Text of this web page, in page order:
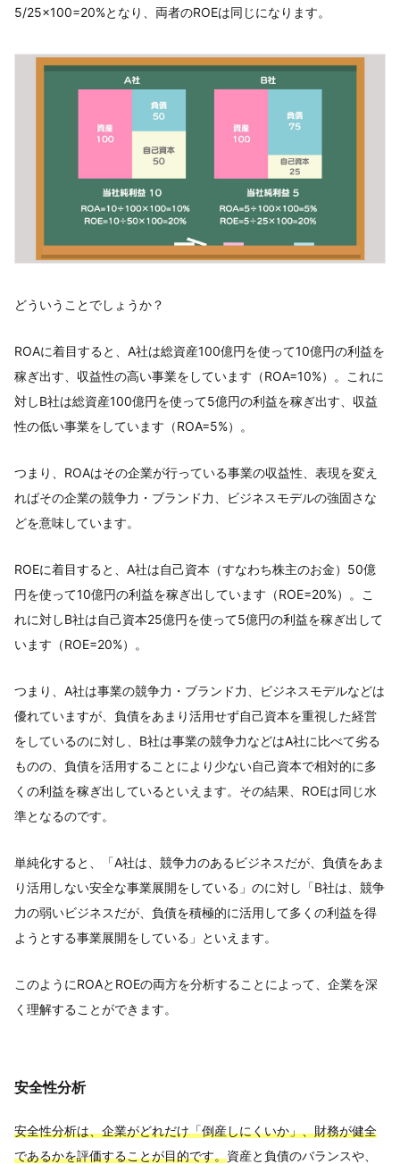
5/25×100=20%となり、両者のROEは同じになります。
どういうことでしょうか？
ROAに着目すると、A社は総資産100億円を使って10億円の利益を
稼ぎ出す、収益性の高い事業をしています（ROA=10%）。これに
対しB社は総資産100億円を使って5億円の利益を稼ぎ出す、収益
性の低い事業をしています（ROA=5%）。
つまり、ROAはその企業が行っている事業の収益性、表現を変え
ればその企業の競争力・ブランド力、ビジネスモデルの強固さな
どを意味しています。
ROEに着目すると、A社は自己資本（すなわち株主のお金）50億
円を使って10億円の利益を稼ぎ出しています（ROE=20%）。こ
れに対しB社は自己資本25億円を使って5億円の利益を稼ぎ出して
います（ROE=20%）。
つまり、A社は事業の競争力・ブランド力、ビジネスモデルなどは
優れていますが、負債をあまり活用せず自己資本を重視した経営
をしているのに対し、B社は事業の競争力などはA社に比べて劣る
ものの、負債を活用することにより少ない自己資本で相対的に多
くの利益を稼ぎ出しているといえます。その結果、ROEは同じ水
準となるのです。
単純化すると、「A社は、競争力のあるビジネスだが、負債をあま
り活用しない安全な事業展開をしている」のに対し「B社は、競争
力の弱いビジネスだが、負債を積極的に活用して多くの利益を得
ようとする事業展開をしている」といえます。
このようにROAとROEの両方を分析することによって、企業を深
く理解することができます。
安全性分析
安全性分析は、企業がどれだけ「倒産しにくいか」、財務が健全
であるかを評価することが目的です。資産と負債のバランスや、